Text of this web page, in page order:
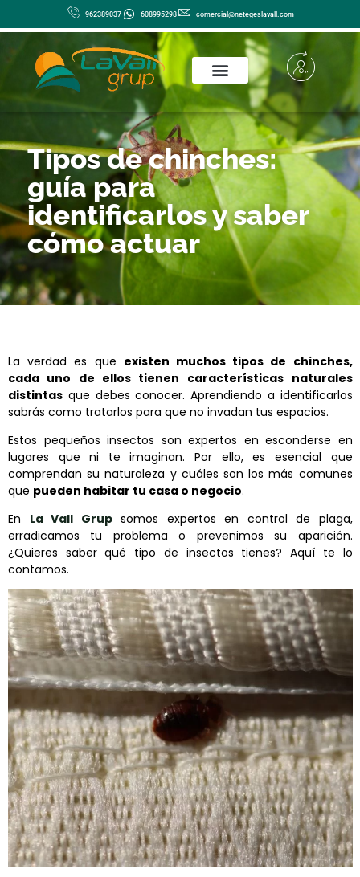
al
contenido
962389037 608995298 comercial@netegeslavall.com
Tipos de chinches:
guía para
identificarlos y saber
cómo actuar
La verdad es que existen muchos tipos de chinches,
cada uno de ellos tienen características naturales
distintas que debes conocer. Aprendiendo a identificarlos
sabrás como tratarlos para que no invadan tus espacios.
Estos pequeños insectos son expertos en esconderse en
lugares que ni te imaginan. Por ello, es esencial que
comprendan su naturaleza y cuáles son los más comunes
que pueden habitar tu casa o negocio.
En La Vall Grupsomos expertos en control de plaga,
erradicamos tu problema o prevenimos su aparición.
¿Quieres saber qué tipo de insectos tienes? Aquí te lo
contamos.